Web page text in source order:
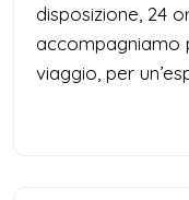
disposizione, 24
accompagniamo
viaggio, per